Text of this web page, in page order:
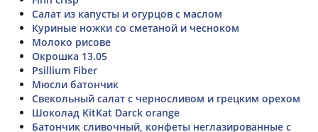
Салат из капусты и огурцов с маслом
Куриные ножки со сметаной и чесноком
Молоко рисове
Окрошка 13.05
Psillium Fiber
Мюсли батончик
Свекольный салат с черносливом и грецким орехом
Шоколад KitKat Darck orange
Батончик сливочный, конфеты неглазированные с